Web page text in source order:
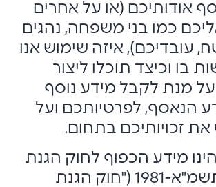
אודותיכם (או על אחרים
כמו בני משפחה, נהגים
עובדיכם), איזה שימוש אנו
בו וכיצד תוכלו ליצור
מנת לקבל מידע נוסף
הנאסף, לפרטיותכם ועל
זכויותיכם בתחום.
מידע הכפוף לחוק הגנת
הפרטיות, תשמ"א-1981 ("חוק הגנת